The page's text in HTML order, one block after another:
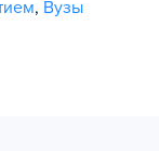
, Вузы